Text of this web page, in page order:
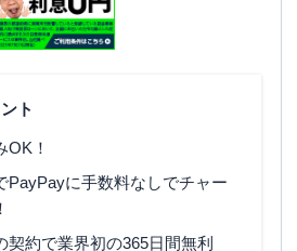
ト
OK！
PayPayに手数料なしでチャー
契約で業界初の365日間無利